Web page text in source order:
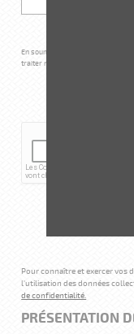
En soumettant ce formulaire,
traiter ma demande
Pour connaître et exercer vos
l'utilisation des données
de confidentialité.
PRÉSENTATION